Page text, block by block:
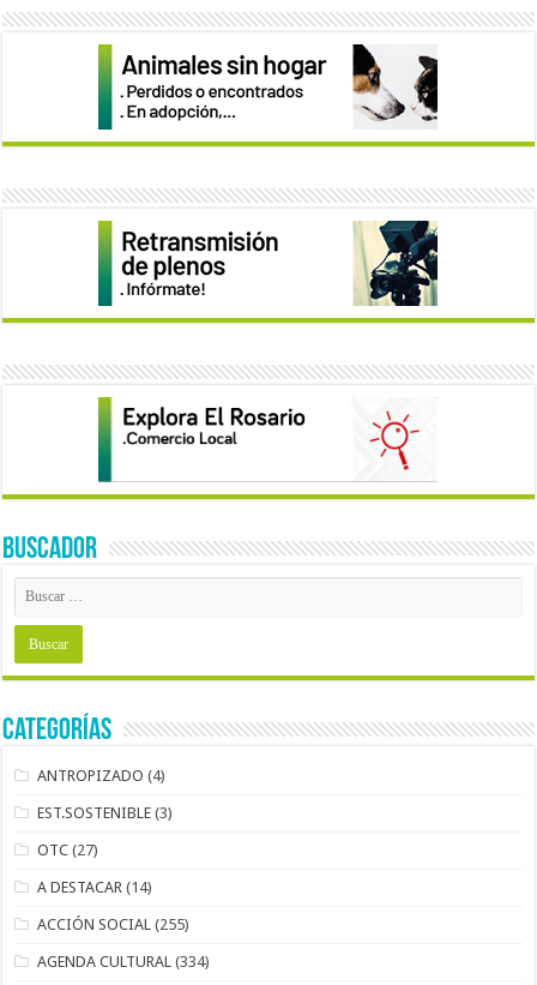
BUSCADOR
Categorías
ANTROPIZADO (4)
EST.SOSTENIBLE (3)
OTC (27)
A DESTACAR (14)
ACCIÓN SOCIAL (255)
AGENDA CULTURAL (334)